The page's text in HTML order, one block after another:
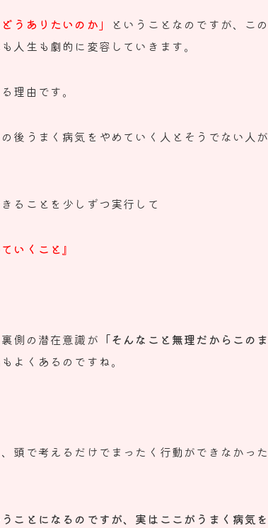
うありたいのか」 ということなのですが、 この
人生も劇的に 変容していきます。
理由です。
後うまく病気をやめていく人とそ うでない人が
ることを少しずつ実行して
いくこと』
側の潜在意識が 「そんなこと無理だからこのま
よくあるのですね。
頭で考えるだけでまったく行動ができなかった
ことになるのですが、 実はここがうまく病気を